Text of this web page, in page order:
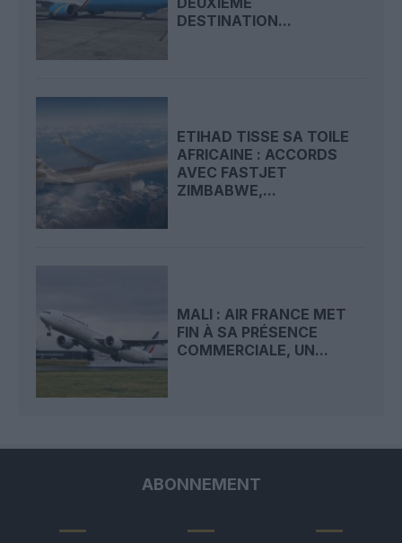
DESTINATION...
ETIHAD TISSE SA TOILE
AFRICAINE : ACCORDS
AVEC FASTJET
ZIMBABWE,...
MALI : AIR FRANCE MET
FIN À SA PRÉSENCE
COMMERCIALE, UN...
ABONNEMENT